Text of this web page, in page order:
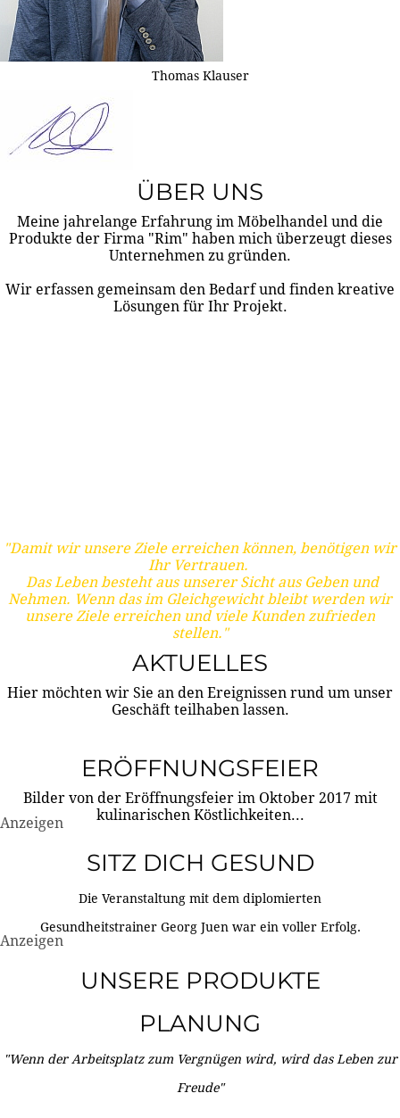
Thomas Klauser
ÜBER UNS
Meine jahrelange Erfahrung im Möbelhandel und die
Produkte der Firma "Rim" haben mich überzeugt dieses
Unternehmen zu gründen.
Wir erfassen gemeinsam den Bedarf und finden kreative
Lösungen für Ihr Projekt.
"Damit wir unsere Ziele erreichen können, benötigen wir
Ihr Vertrauen.
Das Leben besteht aus unserer Sicht aus Geben und
Nehmen. Wenn das im Gleichgewicht bleibt werden wir
unsere Ziele erreichen und viele Kunden zufrieden
stellen."
AKTUELLES
Hier möchten wir Sie an den Ereignissen rund um unser
Geschäft teilhaben lassen.
ERÖFFNUNGSFEIER
Bilder von der Eröffnungsfeier im Oktober 2017 mit
kulinarischen Köstlichkeiten...
Anzeigen
SITZ DICH GESUND
Die Veranstaltung mit dem diplomierten
Gesundheitstrainer Georg Juen war ein voller Erfolg.
Anzeigen
UNSERE PRODUKTE
PLANUNG
"Wenn der Arbeitsplatz zum Vergnügen wird, wird das Leben zur
Freude"